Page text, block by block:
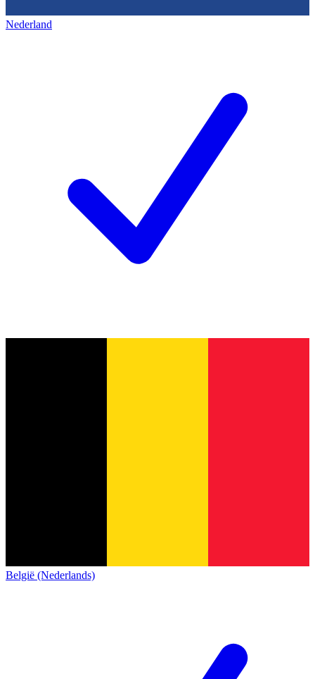
Nederland
België (Nederlands)